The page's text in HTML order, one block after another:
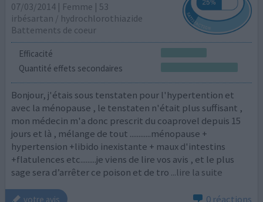
07/03/2014 | Femme | 53
irbésartan / hydrochlorothiazide
Battements de coeur
Efficacité
Quantité effets secondaires
Bonjour, j'étais sous tenstaten pour l'hypertention et
avec la ménopause , le tenstaten n'était plus suffisant ,
mon médecin m'a donc prescrit du coaprovel depuis 15
jours et là , mélange de tout ............ménopause +
hypertension +libido inexistante + maux d'intestins
+flatulences etc.........je viens de lire vos avis , et le plus
sage sera d’arrêter ce poison et de tro ...lire la suite
votre avis 0 réactions